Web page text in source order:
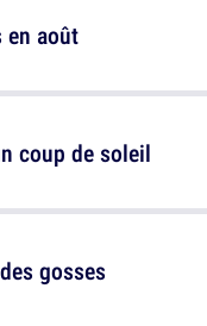
coup de soleil
en août
gosses